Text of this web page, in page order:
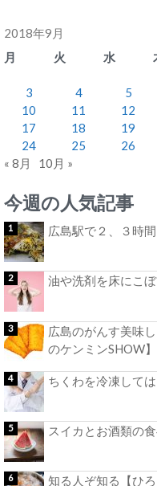
2018年9月
月
火 水
3
4 5
10
11 12
17
18 19
24
25 26
« 8月
10月 »
今週の人気記事
広島駅で２、３時
油や洗剤を床にこ
広島のがんす美味
のケンミンSHOW】
ちくわを冷凍して
スイカとお酒類の
知る人ぞ知る【ひろ